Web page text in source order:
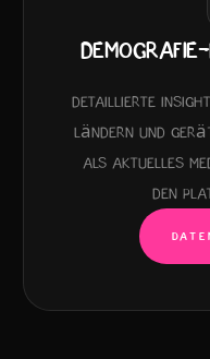
Detaillierte
Ländern und
als aktuelles
den